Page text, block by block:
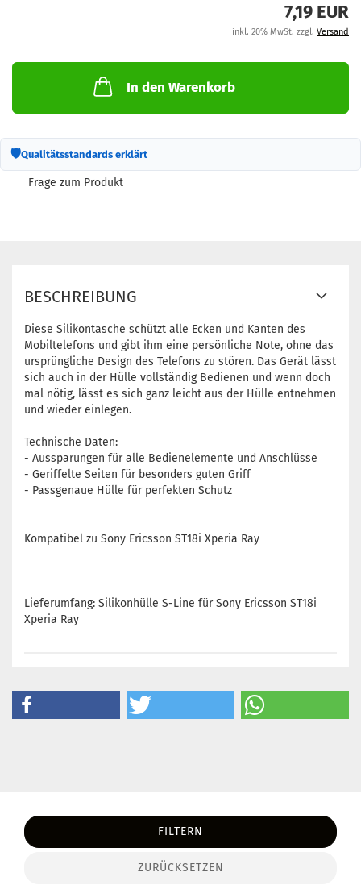
7,19 EUR
inkl. 20% MwSt. zzgl. Versand
In den Warenkorb
🛡Qualitätsstandards erklärt
Frage zum Produkt
BESCHREIBUNG
Diese Silikontasche schützt alle Ecken und Kanten des
Mobiltelefons und gibt ihm eine persönliche Note, ohne das
ursprüngliche Design des Telefons zu stören. Das Gerät lässt
sich auch in der Hülle vollständig Bedienen und wenn doch
mal nötig, lässt es sich ganz leicht aus der Hülle entnehmen
und wieder einlegen.
Technische Daten:
- Aussparungen für alle Bedienelemente und Anschlüsse
- Geriffelte Seiten für besonders guten Griff
- Passgenaue Hülle für perfekten Schutz
Kompatibel zu Sony Ericsson ST18i Xperia Ray
Lieferumfang: Silikonhülle S-Line für Sony Ericsson ST18i
Xperia Ray
FILTERN
ZURÜCKSETZEN